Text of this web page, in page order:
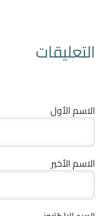
التعليقات
الاسم الأول
الاسم الأخير